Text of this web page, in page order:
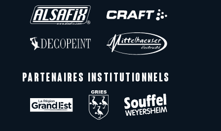
PARTENAIRES INSTITUTIONNELS